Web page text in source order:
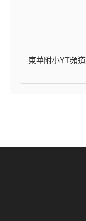
東華附小YT頻道